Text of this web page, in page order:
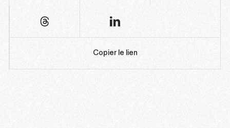
Copier le lien